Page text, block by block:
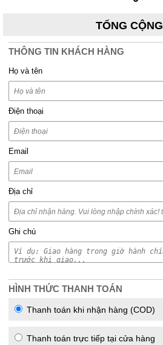
TỔNG CỘNG
THÔNG TIN KHÁCH HÀNG
Họ và tên
Điện thoại
Email
Địa chỉ
Ghi chú
HÌNH THỨC THANH TOÁN
Thanh toán khi nhận hàng (COD)
Thanh toán trực tiếp tại cửa hàng